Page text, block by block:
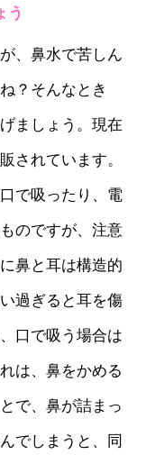
う
、鼻水で苦しん
？そんなとき
ましょう。現在
されています。
で吸ったり、電
のですが、注意
鼻と耳は構造的
過ぎると耳を傷
口で吸う場合は
は、鼻をかめる
で、鼻が詰まっ
でしまうと、同